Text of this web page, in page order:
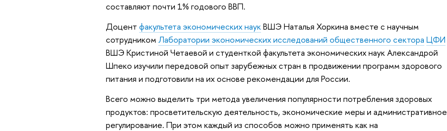
составляют почти 1% годового ВВП.
Доцент факультета экономических наукВШЭ Наталья Хоркина вместе с научным
сотрудником Лаборатории экономических исследований общественного сектора ЦФИ
ВШЭ Кристиной Четаевой и студенткой факультета экономических наук Александрой
Шпеко изучили передовой опыт зарубежных стран в продвижении программ здорового
питания и подготовили на их основе рекомендации для России.
Всего можно выделить три метода увеличения популярности потребления здоровых
продуктов: просветительскую деятельность, экономические меры и административное
регулирование. При этом каждый из способов можно применять как на